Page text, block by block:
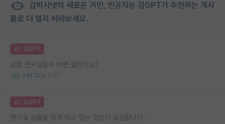
김박사넷의 새로운 거인, 인공지능 김GPT가 추천하는 게시
물로 더 멀리 바라보세요.
김GPT
요즘 연구실들이 바쁜 철인가요?
3 12 6101
김GPT
연구실 생활을 맞게 하고 있는 것인지 궁금합니다.